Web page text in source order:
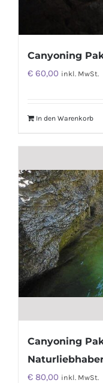
Canyoning
€ 60,00 inkl. MwSt.
In den Warenkorb
Canyoning
€ 80,00 inkl. MwSt.